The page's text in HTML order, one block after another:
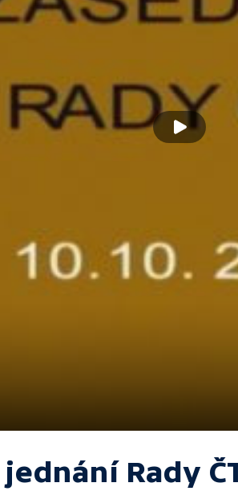
jednání Rady